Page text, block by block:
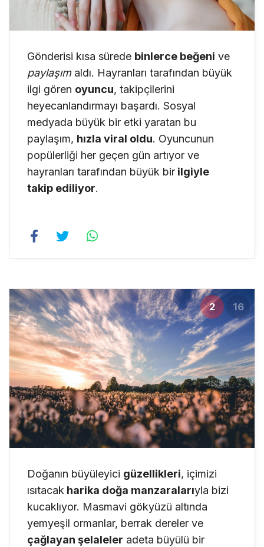
Gönderisi kısa sürede binlerce beğeni ve
paylaşımaldı. Hayranları tarafından büyük
ilgi gören oyuncu, takipçilerini
heyecanlandırmayı başardı. Sosyal
medyada büyük bir etki yaratan bu
paylaşım, hızla viral oldu. Oyuncunun
popülerliği her geçen gün artıyor ve
hayranları tarafından büyük bir ilgiyle
takip ediliyor.
2 16
Doğanın büyüleyici güzellikleri, içimizi
ısıtacak harika doğa manzaralarıyla bizi
kucaklıyor. Masmavi gökyüzü altında
yemyeşil ormanlar, berrak dereler ve
çağlayan şelaleler adeta büyülü bir